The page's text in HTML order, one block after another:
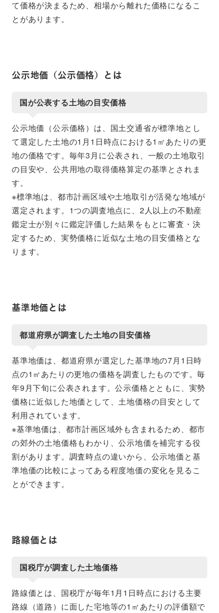
て価格が決まるため、相場から離れた価格になるこ
とがあります。
公示地価（公示価格）とは
国が公表する土地の目安価格
公示地価（公示価格）は、国土交通省が標準地とし
て選定した土地の1月1日時点における1㎡あたりの更
地の価格です。毎年3月に公表され、一般の土地取引
の目安や、公共用地の取得価格算定の基準とされま
す。
※標準地は、都市計画区域や土地取引が活発な地域が
選定されます。1つの調査地点に、2人以上の不動産
鑑定士が別々に鑑定評価した結果をもとに審査・決
定するため、実勢価格に近似な土地の目安価格とな
ります。
基準地価とは
都道府県が調査した土地の目安価格
基準地価は、都道府県が選定した基準地の7月1日時
点の1㎡あたりの更地の価格を調査したものです。毎
年9月下旬に公表されます。公示価格とともに、実勢
価格に近似した地価として、土地価格の目安として
利用されています。
※基準地価は、都市計画区域外も含まれるため、都市
の郊外の土地価格もわかり、公示地価を補完する役
割があります。調査時点の違いから、公示地価と基
準地価の比較によってある程度地価の変化を見るこ
とができます。
路線価とは
国税庁が調査した土地価格
路線価とは、国税庁が毎年1月1日時点における主要
路線（道路）に面した宅地等の1㎡あたりの評価額で